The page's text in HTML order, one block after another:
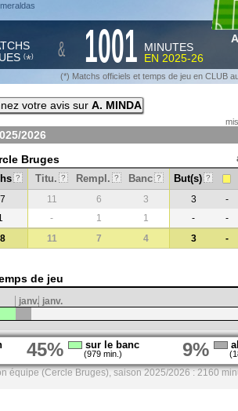
(*) & 1001
MINUTES
EN 2025-26
(*) Matchs officiels et temps de jeu en CLUB
votre avis sur A. MINDA
2026
Bruges
? Titu. ? Rempl. ? Banc ? But(s) ?
11 6 3 3 -
- 1 1 - -
11 7 4 3 -
de jeu
janv. janv.
45% sur le banc
(979 min.) 9%
équipe (Cercle Bruges), saison 2025/2026 : 2160